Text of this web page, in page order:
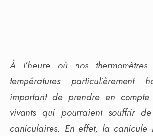
À l’heure où nos
températures particulièrement
important de prendre en compte
vivants qui pourraient souffrir
caniculaires. En effet, la canicule